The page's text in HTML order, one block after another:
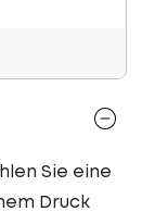
Sie eine
Druck